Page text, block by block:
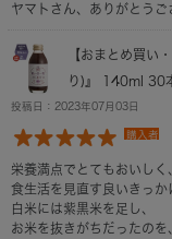
ヤマトさん、ありがとうご
【おまとめ買い
り)』 140ml 30
投稿日：2023年07月03日
購入者
栄養満点でとてもおいしく
食生活を見直す良いきっか
白米には紫黒米を足し、
お米を抜きがちだったのを